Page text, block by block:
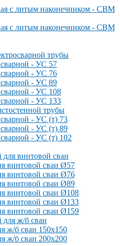
с литым наконечником - СВМ
с литым наконечником - СВМ
трубы
- УС 57
- УС 76
- УС 89
- УС 108
- УС 133
трубы
- УС (т) 73
- УС (т) 89
- УС (т) 102
винтовой сваи
винтовой сваи Ø57
винтовой сваи Ø76
винтовой сваи Ø89
винтовой сваи Ø108
винтовой сваи Ø133
винтовой сваи Ø159
для ж/б сваи
ж/б сваи 150x150
ж/б сваи 200x200